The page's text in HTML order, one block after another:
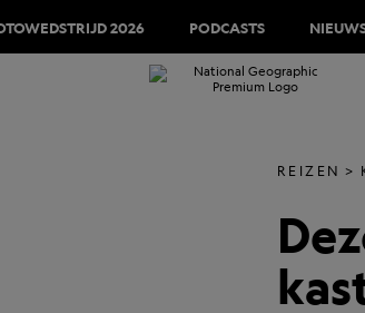
2026 PODCASTS
REIZEN